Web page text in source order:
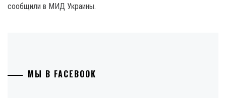
сообщили в МИД Украины.
МЫ В FACEBOOK